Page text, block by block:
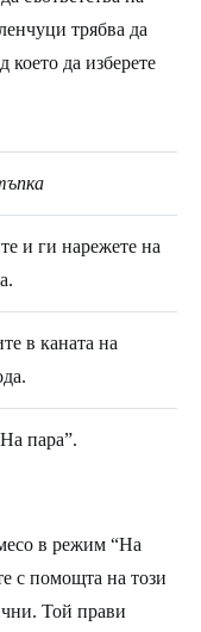
трябва да
което да изберете
и ги нарежете на
в каната на
пара”.
в режим “На
с помощта на този
Той прави